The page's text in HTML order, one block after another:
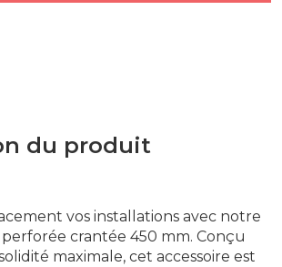
du produit
vos installations avec notre
crantée 450 mm. Conçu
maximale, cet accessoire est